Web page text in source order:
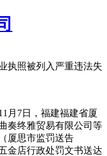
执照被列入严重违法失
月7日，福建福建省厦
奏终雅贸易有限公司等
厦思市监罚送告
金店行政处罚文书送达